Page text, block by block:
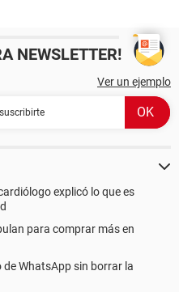
NEWSLETTER!
Ver un ejemplo
explicó lo que es
para comprar más en
WhatsApp sin borrar la